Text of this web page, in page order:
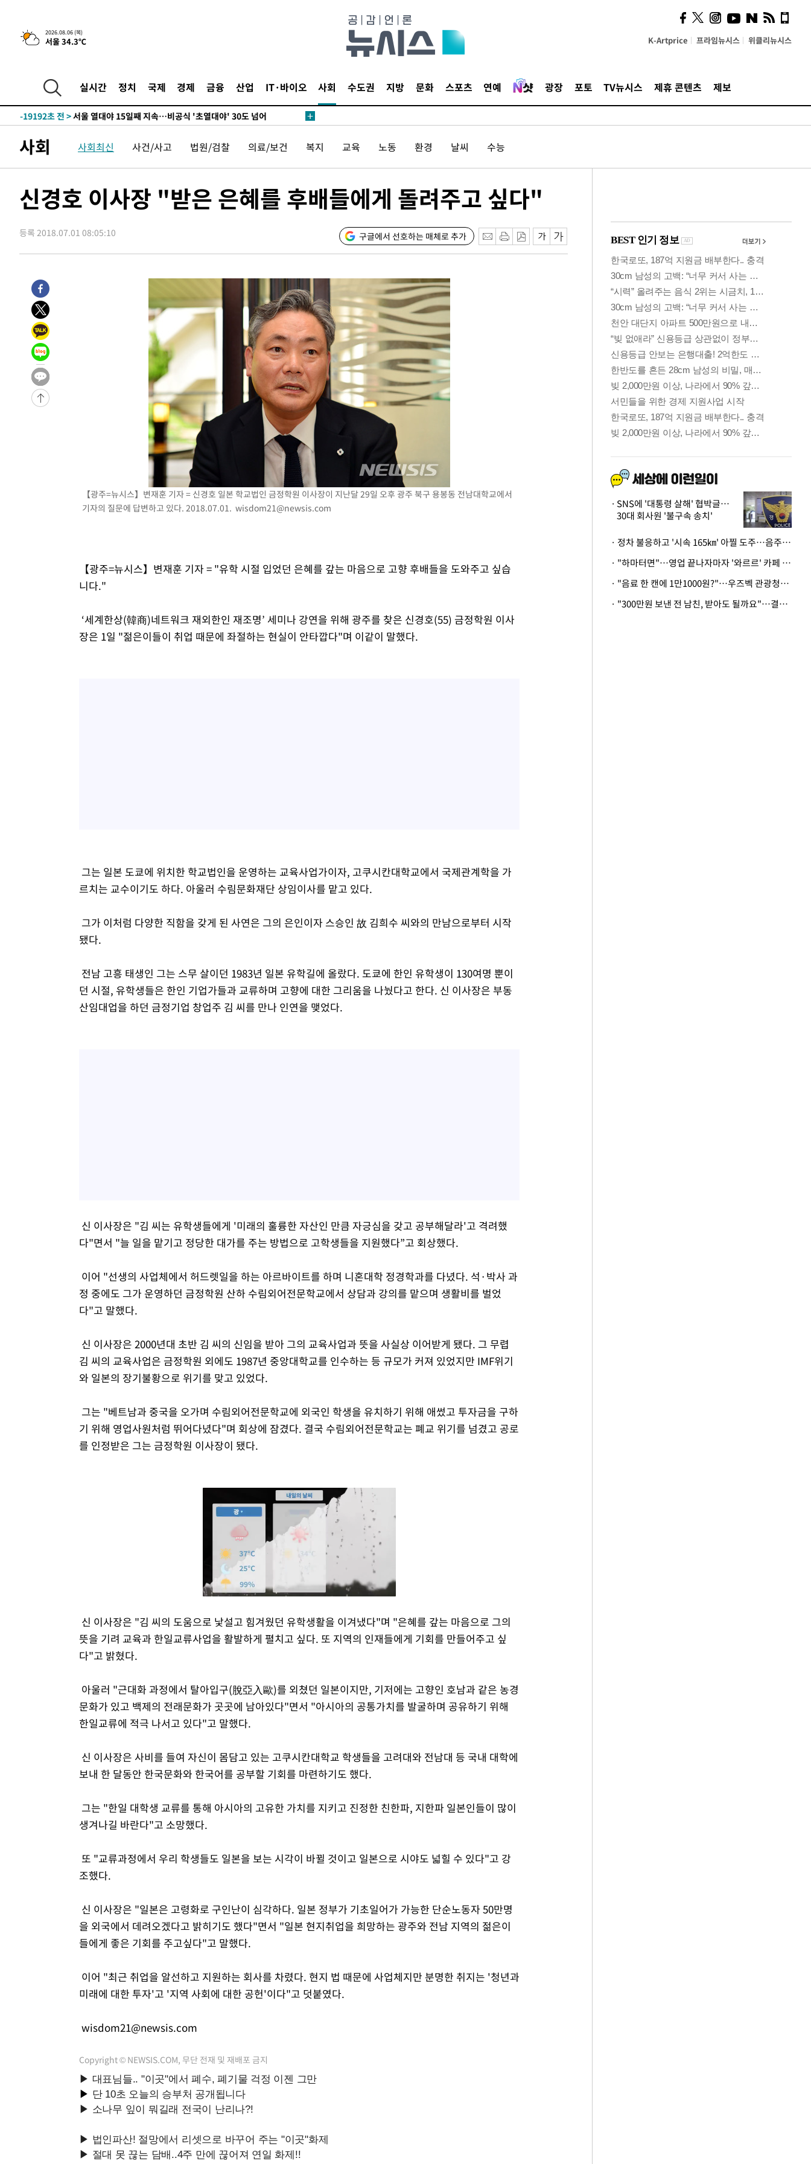
2026.08.06 (목)
서울 34.3℃ K-Artprice 프라임뉴시스 위클리뉴시스
실시간 정치 국제 경제 금융 산업 IT·바이오 사회 수도권 지방 문화 스포츠 연예 광장 포토 TV뉴시스 제휴 콘텐츠 제보
-24482초 전 >[속보]산업장관 "李정부, 원전 반대 안해…안정 전력 위해 불가피"
-23179초 전 >[속보]경찰, '홍명보 선임 논란' 대한축구협회·축구회관 등 압수수
-22359초 전 >
[속보]코스피 매도사이드카 발동…4%대 급락
-21631초 전 >
-19192초 전 >서울 열대야 15일째 지속…비공식 '초열대야' 30도 넘어
-17742초 전 >
[속보]코스피, 119.51포인트(1.81%) 내린 6478.75 개장
-14189초 전 >6월 경상수지 497.3억 달러…두 달 연속 사상 최대
-11502초 전 >미 워싱턴주 스포캔 시의 통제불능 3개 산불, 방화선 일부 구축
우 0.49%↑
-2030초 전 >[속보] 이란 대통령 "지금 최고지도자와 소통하기가 매우 어려워" 취
3시간 전 >[속보] "이란-오만, 호르무즈 해협 통행 항로 합의" 이란 외무부 대변인
-28004초 전 >
-27982초 전 >
"美간섭에 합의 지연"…트럼프, '이란 호르무즈 통제권' 수용할까
-24502초 전 >
[속보]산업장관 "李정부, 원전 반대 안해…안정 전력 위해 불가피"
-23199초 전 >
[속보]경찰, '홍명보 선임 논란' 대한축구협회·축구회관 등 압수수
-22586초 전 >
[속보]산업장관 "美무역법 제301조 과잉생산 결과 발표 8월 중 예
-22379초 전 >
[속보]코스피 매도사이드카 발동…4%대 급락
-21651초 전 >
[속보]전남광주 초대 시민추천 부시장에 백승주·윤난실
-19212초 전 >
서울 열대야 15일째 지속…비공식 '초열대야' 30도 넘어
[속보]코스닥, 2.15포인트(0.27%) 내린 797.44 출발
[속보]코스피, 119.51포인트(1.81%) 내린 6478.75 개장
6월 경상수지 497.3억 달러…두 달 연속 사상 최대
서울 낮 39도 '폭염중대경보'…40도 관측 가능성도
미 워싱턴주 스포캔 시의 통제불능 3개 산불, 방화선 일부 구축
[속보] 호르무즈 해협 이란-오만 협상 기대속 뉴욕증시 혼조 마감 다
사회 사회최신 사건/사고 법원/검찰 의료/보건 복지 교육 노동 환경 날씨 수능
신경호 이사장 "받은 은혜를 후배들에게 돌려주고 싶다"
등록 2018.07.01 08:05:10 구글에서 선호하는 매체로 추가
【광주=뉴시스】변재훈 기자 = 신경호 일본 학교법인 금정학원 이사장이 지난달 29일 오후 광주 북구 용봉동 전남대학교에서
기자의 질문에 답변하고 있다. 2018.07.01. wisdom21@newsis.com
【광주=뉴시스】변재훈 기자 = "유학 시절 입었던 은혜를 갚는 마음으로 고향 후배들을 도와주고 싶습
니다."
‘세계한상(韓商)네트워크 재외한인 재조명’ 세미나 강연을 위해 광주를 찾은 신경호(55) 금정학원 이사
장은 1일 "젊은이들이 취업 때문에 좌절하는 현실이 안타깝다"며 이같이 말했다.
그는 일본 도쿄에 위치한 학교법인을 운영하는 교육사업가이자, 고쿠시칸대학교에서 국제관계학을 가
르치는 교수이기도 하다. 아울러 수림문화재단 상임이사를 맡고 있다.
그가 이처럼 다양한 직함을 갖게 된 사연은 그의 은인이자 스승인 故 김희수 씨와의 만남으로부터 시작
됐다.
전남 고흥 태생인 그는 스무 살이던 1983년 일본 유학길에 올랐다. 도쿄에 한인 유학생이 130여명 뿐이
던 시절, 유학생들은 한인 기업가들과 교류하며 고향에 대한 그리움을 나눴다고 한다. 신 이사장은 부동
산임대업을 하던 금정기업 창업주 김 씨를 만나 인연을 맺었다.
신 이사장은 "김 씨는 유학생들에게 '미래의 훌륭한 자산인 만큼 자긍심을 갖고 공부해달라'고 격려했
다"면서 "늘 일을 맡기고 정당한 대가를 주는 방법으로 고학생들을 지원했다”고 회상했다.
이어 "선생의 사업체에서 허드렛일을 하는 아르바이트를 하며 니혼대학 정경학과를 다녔다. 석·박사 과
정 중에도 그가 운영하던 금정학원 산하 수림외어전문학교에서 상담과 강의를 맡으며 생활비를 벌었
다"고 말했다.
신 이사장은 2000년대 초반 김 씨의 신임을 받아 그의 교육사업과 뜻을 사실상 이어받게 됐다. 그 무렵
김 씨의 교육사업은 금정학원 외에도 1987년 중앙대학교를 인수하는 등 규모가 커져 있었지만 IMF위기
와 일본의 장기불황으로 위기를 맞고 있었다.
그는 "베트남과 중국을 오가며 수림외어전문학교에 외국인 학생을 유치하기 위해 애썼고 투자금을 구하
기 위해 영업사원처럼 뛰어다녔다"며 회상에 잠겼다. 결국 수림외어전문학교는 폐교 위기를 넘겼고 공로
를 인정받은 그는 금정학원 이사장이 됐다.
Mute
신 이사장은 "김 씨의 도움으로 낯설고 힘겨웠던 유학생활을 이겨냈다"며 "은혜를 갚는 마음으로 그의
뜻을 기려 교육과 한일교류사업을 활발하게 펼치고 싶다. 또 지역의 인재들에게 기회를 만들어주고 싶
다"고 밝혔다.
아울러 "근대화 과정에서 탈아입구(脫亞入歐)를 외쳤던 일본이지만, 기저에는 고향인 호남과 같은 농경
문화가 있고 백제의 전래문화가 곳곳에 남아있다"면서 "아시아의 공통가치를 발굴하며 공유하기 위해
한일교류에 적극 나서고 있다"고 말했다.
신 이사장은 사비를 들여 자신이 몸담고 있는 고쿠시칸대학교 학생들을 고려대와 전남대 등 국내 대학에
보내 한 달동안 한국문화와 한국어를 공부할 기회를 마련하기도 했다.
그는 "한일 대학생 교류를 통해 아시아의 고유한 가치를 지키고 진정한 친한파, 지한파 일본인들이 많이
생겨나길 바란다"고 소망했다.
또 "교류과정에서 우리 학생들도 일본을 보는 시각이 바뀔 것이고 일본으로 시야도 넓힐 수 있다"고 강
조했다.
신 이사장은 "일본은 고령화로 구인난이 심각하다. 일본 정부가 기초일어가 가능한 단순노동자 50만명
을 외국에서 데려오겠다고 밝히기도 했다"면서 "일본 현지취업을 희망하는 광주와 전남 지역의 젊은이
들에게 좋은 기회를 주고싶다"고 말했다.
이어 "최근 취업을 알선하고 지원하는 회사를 차렸다. 현지 법 때문에 사업체지만 분명한 취지는 '청년과
미래에 대한 투자'고 '지역 사회에 대한 공헌'이다"고 덧붙였다.
wisdom21@newsis.com
Copyright © NEWSIS.COM, 무단 전재 및 재배포 금지
계…'고급 가요'의 주체적
영토
SNS에 '대통령 살해' 협박글…
30대 회사원 '불구속 송치'
· 정차 불응하고 '시속 165㎞' 아찔 도주…음주운전자 체포
· "하마터면"…영업 끝나자마자 '와르르' 카페 테라스 덮친 대리석 외벽
· "음료 한 캔에 1만1000원?"…우즈벡 관광청까지 나섰다, 유튜버 폭로 후폭풍
· "300만원 보낸 전 남친, 받아도 될까요"…결혼 앞둔 예비신부의 뜻밖 고충